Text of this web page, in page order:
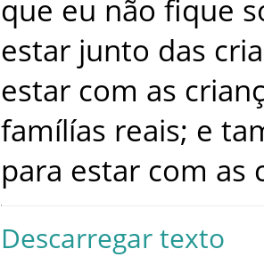
que eu não fique
estar junto das
estar com as
famílías reais; e
para estar com as
Descarregar texto